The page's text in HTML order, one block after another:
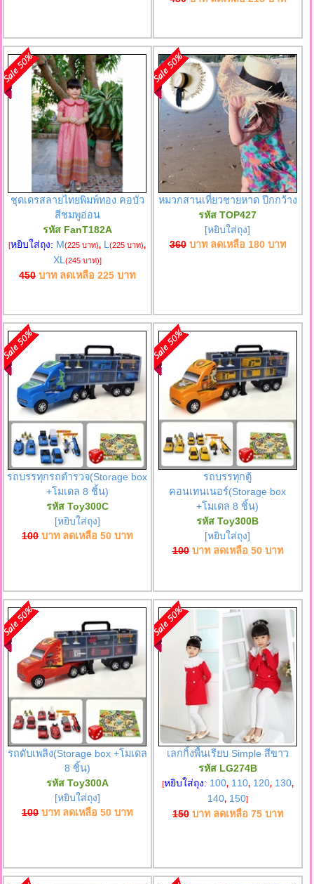
ชุดเดรสลายไทยพิมพ์ทอง คอบัว
สีชมพูอ่อน
รหัส FanT182A
[หยิบใส่ถุง: M(225 บาท), L(225 บาท),
XL (245 บาท)]
450บาท ลดเหลือ225 บาท
หมวกสานเที่ยวชายหาด ปีกกว้าง
รหัส TOP427
[หยิบใส่ถุง]
360บาท ลดเหลือ 180บาท
รถบรรทุกรถตำรวจ(Storage box
+โมเดล 8 ชิ้น)
รหัส Toy300C
[หยิบใส่ถุง]
100บาท ลดเหลือ50 บาท
รถบรรทุกตู้
คอนเทนเนอร์(Storage box
+โมเดล 8 ชิ้น)
รหัส Toy300B
[หยิบใส่ถุง]
100บาท ลดเหลือ 50บาท
รถดับเพลิง(Storage box +โมเดล
8 ชิ้น)
รหัส Toy300A
[หยิบใส่ถุง]
100บาท ลดเหลือ50 บาท
เลกกิ้งพื้นเรียบ Simple สีขาว
รหัส LG274B
[หยิบใส่ถุง: 100, 110, 120, 130,
140, 150]
150บาท ลดเหลือ 75บาท